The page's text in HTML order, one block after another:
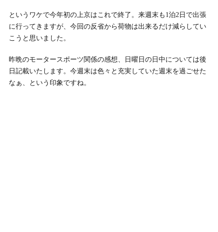
というワケで今年初の上京はこれで終了。来週末も1泊2日で出張
に行ってきますが、今回の反省から荷物は出来るだけ減らしてい
こうと思いました。
昨晩のモータースポーツ関係の感想、日曜日の日中については後
日記載いたします。今週末は色々と充実していた週末を過ごせた
なぁ、という印象ですね。